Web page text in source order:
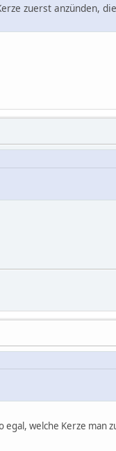
zuerst anzünden,
egal, welche Kerze man